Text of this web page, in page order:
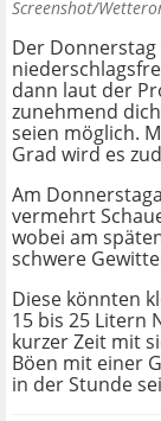
Screenshot/
Der
dann laut der
zunehmend
seien möglich.
Grad wird es
Am
vermehrt
wobei am
schwere
Diese könnten
15 bis 25 Litern
kurzer Zeit mit
Böen mit einer
in der Stunde